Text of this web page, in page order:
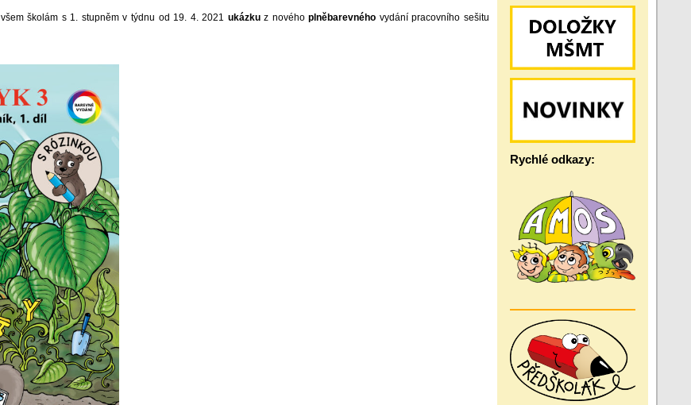
všem školám s 1. stupněm v týdnu od 19. 4. 2021 ukázkuz novéhoplněbarevného vydání pracovního sešitu
Rychlé odkazy: